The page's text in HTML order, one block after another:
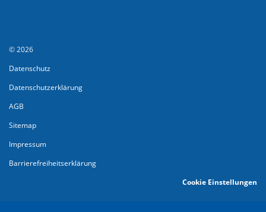
© 2026
Datenschutz
Datenschutzerklärung
AGB
Sitemap
Impressum
Barrierefreiheitserklärung
Cookie Einstellungen